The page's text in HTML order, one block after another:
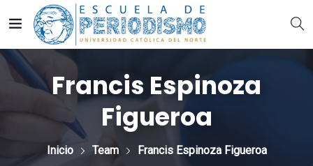
Francis Espinoza
Figueroa
Inicio Team Francis Espinoza Figueroa